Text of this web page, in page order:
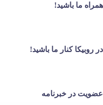
همراه ما باشید!
در روبیکا کنار ما باشید!
عضویت در خبرنامه